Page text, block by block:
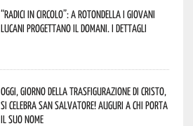
“Radici in Circolo”: a Rotondella i giovani
lucani progettano il domani. I dettagli
Oggi, giorno della Trasfigurazione di Cristo,
si celebra San Salvatore! Auguri a chi porta
il suo nome